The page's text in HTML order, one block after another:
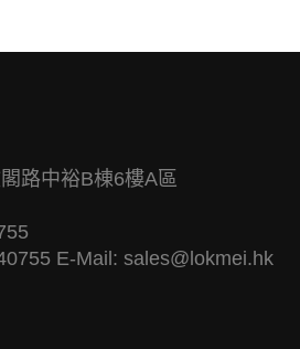
路中裕B棟6樓A區
E-Mail: sales@lokmei.hk